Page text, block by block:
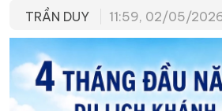
CHUNG TAY CẢI CÁCH HÀNH CHÍNH
XÂY DỰNG NÔNG THÔN MỚI LỊCH CẮT
TÀU - XE - MÁY BAY
KỶ NIỆM 370 NĂM XÂY DỰNG VÀ PHÁT
TRẦN DUY 11:59, 02/05/